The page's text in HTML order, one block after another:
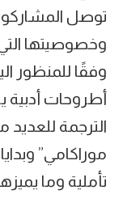
توصل المشاركون
وخصوصيتها
وفقًا للمنظور
أطروحات أدبية
الترجمة للعديد
موراكامي”
تأملية وما